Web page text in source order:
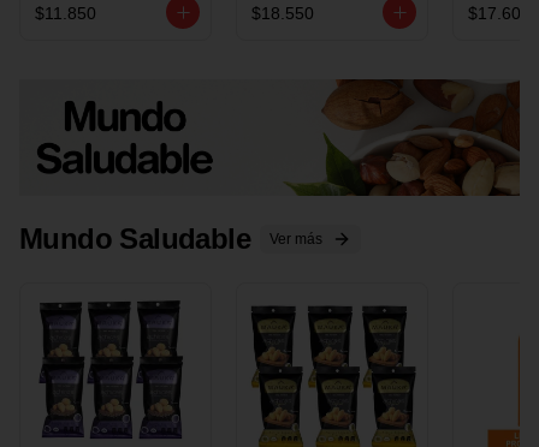
150ML SURTIDO
$11.850
ALQUERIA
$18.550 $17.600
Mundo Saludable Ver más